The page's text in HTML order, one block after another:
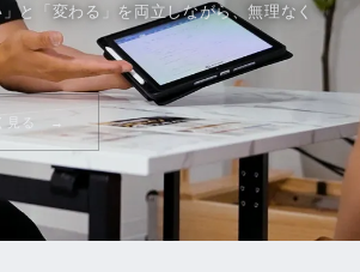
と「変わる」を両立しながら、無理なく
見る